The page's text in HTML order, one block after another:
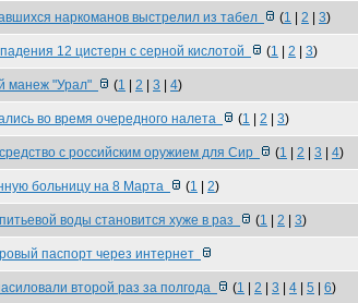
наркоманов выстрелил из табел (1 2 3)
12 цистерн с серной кислотой (1 2 3)
манеж "Урал" (1 2 3 4)
во время очередного налета (1 2 3)
с российским оружием для Сир (1 2 3 4)
больницу на 8 Марта (1 2)
воды становится хуже в раз (1 2 3)
паспорт через интернет
второй раз за полгода (1 2 3 4 5 6)